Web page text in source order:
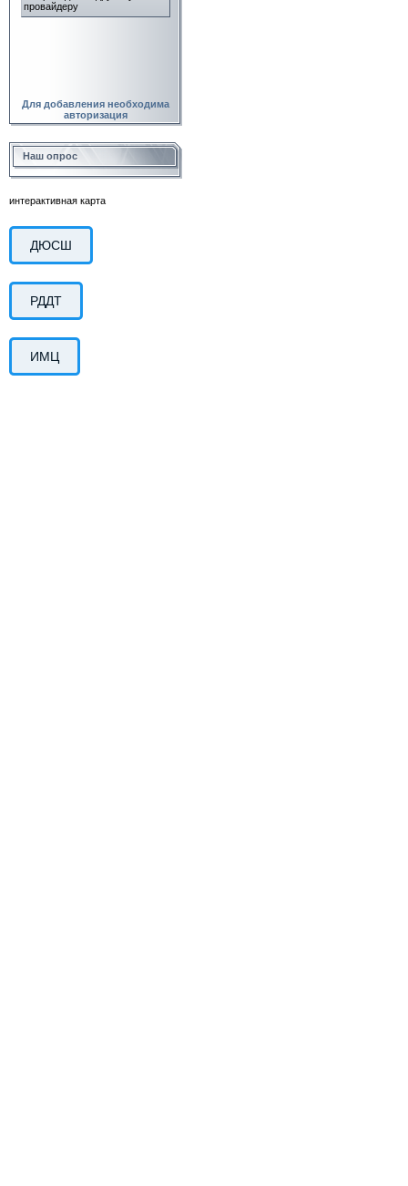
Для добавления необходима
авторизация
Наш опрос
интерактивная карта
ДЮСШ
РДДТ
ИМЦ